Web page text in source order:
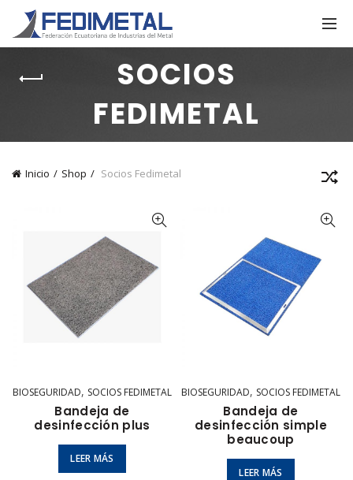
SOCIOS
FEDIMETAL
Inicio Shop Socios Fedimetal
BIOSEGURIDAD, SOCIOS FEDIMETAL
Bandeja de
desinfección plus
LEER MÁS
BIOSEGURIDAD, SOCIOS FEDIMETAL
Bandeja de
desinfección simple
beaucoup
LEER MÁS